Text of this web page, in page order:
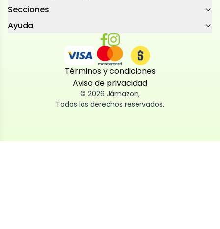
Secciones
Ayuda
Términos y condiciones
Aviso de privacidad
© 2026 Jámazon,
Todos los derechos reservados.